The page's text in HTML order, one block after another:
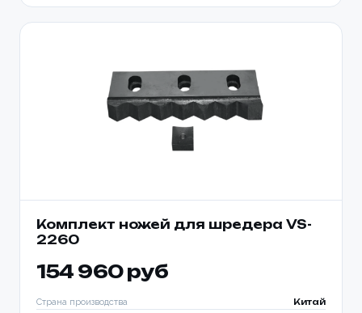
Комплект ножей для шредера VS-
2260
154 960 руб
Страна производства Китай